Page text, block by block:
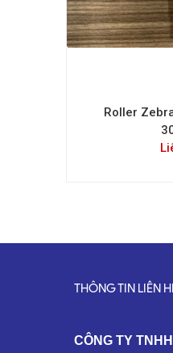
Roller
THÔNG TIN LIÊN
CÔNG TY